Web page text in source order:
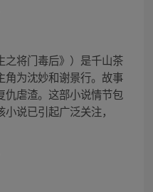
之将门毒后》）是千山茶
角为沈妙和谢景行。故事
仇虐渣。这部小说情节包
说已引起广泛关注，